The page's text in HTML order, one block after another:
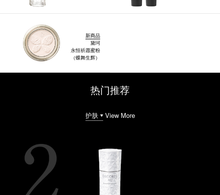
新商品
黛珂
永恒祈愿蜜粉
（蝶舞生辉）
热门推荐
View More